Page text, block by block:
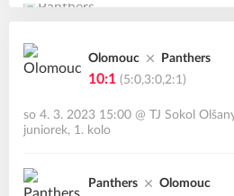
Olomouc Panthers
10:1 (5:0,3:0,2:1)
so 4. 3. 2023 15:00 @ TJ Sokol
juniorek, 1. kolo
Panthers Olomouc